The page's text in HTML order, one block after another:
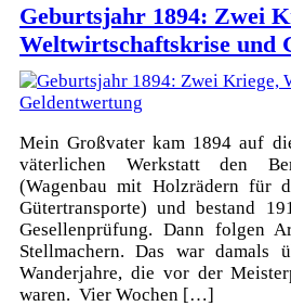
Geburtsjahr 1894: Zwei
Weltwirtschaftskrise und
Mein Großvater kam 1894 auf
väterlichen Werkstatt den
(Wagenbau mit Holzrädern für
Gütertransporte) und bestand
Gesellenprüfung. Dann folgen
Stellmachern. Das war damals
Wanderjahre, die vor der
waren. Vier Wochen […]